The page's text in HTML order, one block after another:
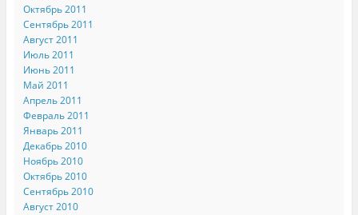
Октябрь 2011
Сентябрь 2011
Август 2011
Июль 2011
Июнь 2011
Май 2011
Апрель 2011
Февраль 2011
Январь 2011
Декабрь 2010
Ноябрь 2010
Октябрь 2010
Сентябрь 2010
Август 2010